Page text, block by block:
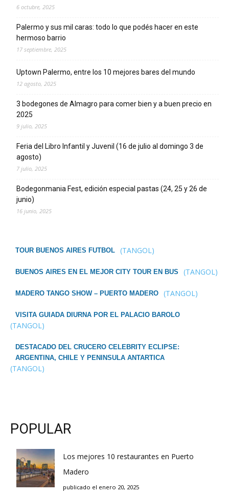
6 octubre, 2025
Palermo y sus mil caras: todo lo que podés hacer en este
hermoso barrio
17 septiembre, 2025
Uptown Palermo, entre los 10 mejores bares del mundo
12 agosto, 2025
3 bodegones de Almagro para comer bien y a buen precio en
2025
9 julio, 2025
Feria del Libro Infantil y Juvenil (16 de julio al domingo 3 de
agosto)
7 julio, 2025
Bodegonmania Fest, edición especial pastas (24, 25 y 26 de
junio)
16 junio, 2025
TOUR BUENOS AIRES FUTBOL (TANGOL)
BUENOS AIRES EN EL MEJOR CITY TOUR EN BUS (TANGOL)
MADERO TANGO SHOW – PUERTO MADERO (TANGOL)
VISITA GUIADA DIURNA POR EL PALACIO BAROLO
(TANGOL)
DESTACADO DEL CRUCERO CELEBRITY ECLIPSE:
ARGENTINA, CHILE Y PENINSULA ANTARTICA
(TANGOL)
POPULAR
Los mejores 10 restaurantes en Puerto
Madero
publicado el enero 20, 2025